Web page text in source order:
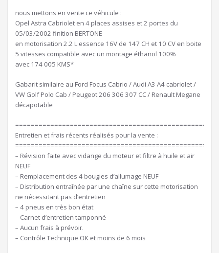
nous mettons en vente ce véhicule :
Opel Astra Cabriolet en 4 places assises et 2 portes du
05/03/2002 finition BERTONE
en motorisation 2.2 L essence 16V de 147 CH et 10 CV en boite
5 vitesses compatible avec un montage éthanol 100%
avec 174 005 KMS*
Gabarit similaire au Ford Focus Cabrio / Audi A3 A4 cabriolet /
VW Golf Polo Cab / Peugeot 206 306 307 CC / Renault Megane
décapotable
Entretien et frais récents réalisés pour la vente :
– Révision faite avec vidange du moteur et filtre à huile et air
NEUF
– Remplacement des 4 bougies d’allumage NEUF
– Distribution entraînée par une chaîne sur cette motorisation
ne nécessitant pas d’entretien
– 4 pneus en très bon état
– Carnet d’entretien tamponné
– Aucun frais à prévoir.
– Contrôle Technique OK et moins de 6 mois